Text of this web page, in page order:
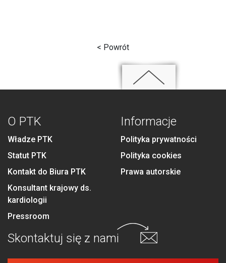
< Powrót
O PTK
Władze PTK
Statut PTK
Kontakt do Biura PTK
Konsultant krajowy ds.
kardiologii
Pressroom
Informacje
Polityka prywatności
Polityka cookies
Prawa autorskie
Skontaktuj się z nami